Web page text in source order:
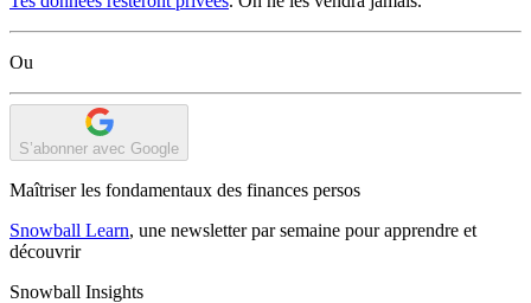
Ou
S’abonner avec Google
Maîtriser les fondamentaux des finances persos
Snowball Learn, une newsletter par semaine pour apprendre et
découvrir
Snowball Insights